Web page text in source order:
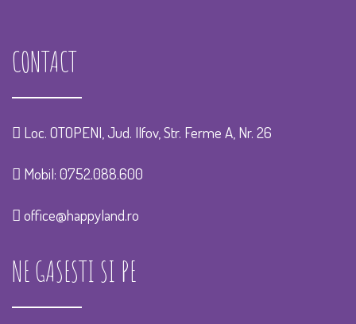
CONTACT
Loc. OTOPENI, Jud. Ilfov, Str. Ferme A, Nr. 26
Mobil: 0752.088.600
office@happyland.ro
NE GASESTI SI PE